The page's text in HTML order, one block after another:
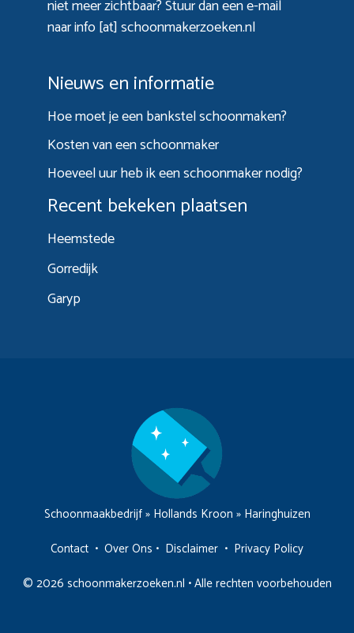
niet meer zichtbaar? Stuur dan een e-mail
naar info [at] schoonmakerzoeken.nl
Nieuws en informatie
Hoe moet je een bankstel schoonmaken?
Kosten van een schoonmaker
Hoeveel uur heb ik een schoonmaker nodig?
Recent bekeken plaatsen
Heemstede
Gorredijk
Garyp
Schoonmaakbedrijf» Hollands Kroon » Haringhuizen
Contact • Over Ons • Disclaimer • Privacy Policy
© 2026 schoonmakerzoeken.nl • Alle rechten voorbehouden